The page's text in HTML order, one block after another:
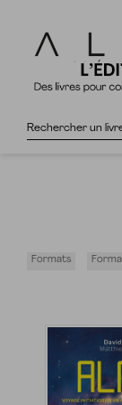
Rechercher
sur
Formats